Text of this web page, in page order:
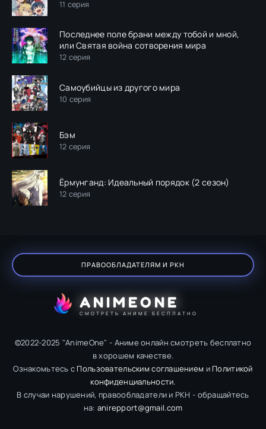
11 серия
Последнее поле брани между тобой и мной,
или Святая война сотворения мира
12 серия
Самоубийцы из другого мира
10 серия
Бэм
12 серия
Ёрмунганд: Идеальный порядок (2 сезон)
12 серия
ПРАВООБЛАДАТЕЛЯМ И РКН
ANIMEONE
СМОТРЕТЬ АНИМЕ БЕСПЛАТНО
©2022-2025 "AnimeOne" - Аниме онлайн смотреть бесплатно
в хорошем качестве.
Ознакомьтесь с Пользовательским соглашением и Политикой
конфиденциальности.
В случаи нарушений, правообладатели и РКН - обращайтесь
на: anirepport@gmail.com